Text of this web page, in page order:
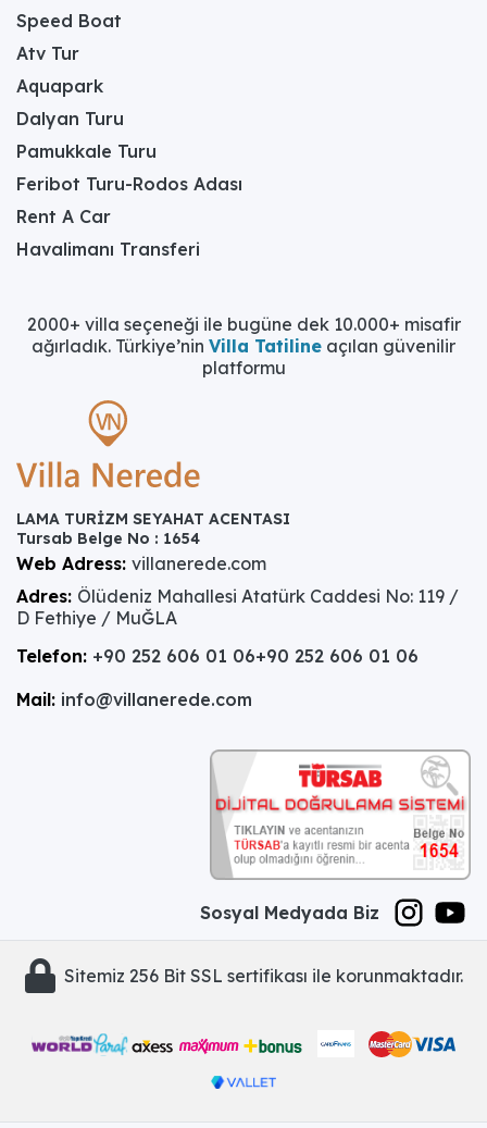
Speed Boat
Atv Tur
Aquapark
Dalyan Turu
Pamukkale Turu
Feribot Turu-Rodos Adası
Rent A Car
Havalimanı Transferi
2000+ villa seçeneği ile bugüne dek 10.000+ misafir
ağırladık. Türkiye’nin Villa Tatiline açılan güvenilir
platformu
LAMA TURİZM SEYAHAT ACENTASI
Tursab Belge No : 1654
Web Adress: villanerede.com
Adres: Ölüdeniz Mahallesi Atatürk Caddesi No: 119 /
D Fethiye / MuĞLA
Telefon: +90 252 606 01 06+90 252 606 01 06
Mail: info@villanerede.com
Sosyal Medyada Biz
Sitemiz 256 Bit SSL sertifikası ile korunmaktadır.